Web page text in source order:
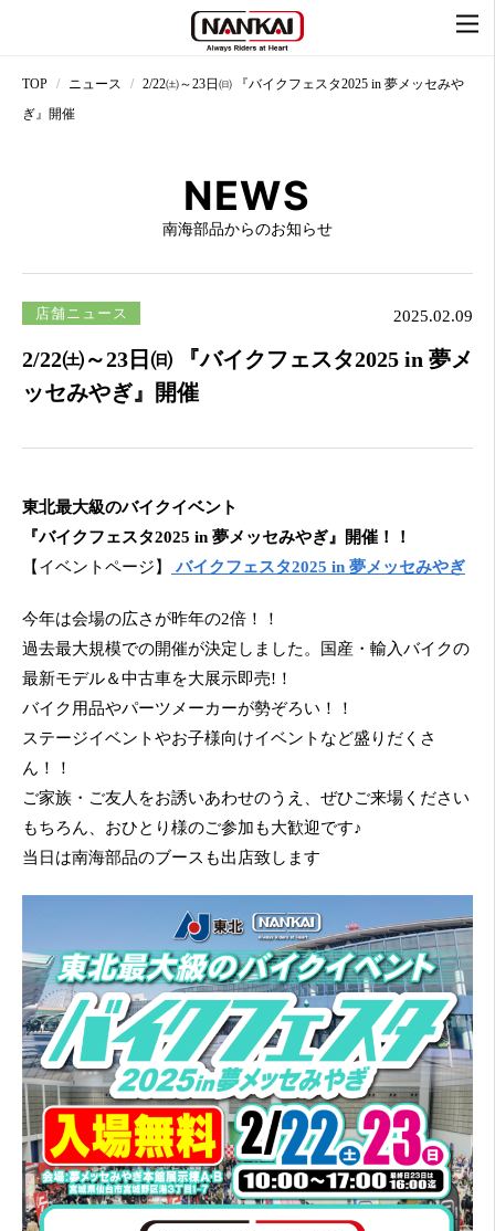
TOP ニュース
2/22㈯～23日㈰ 『バイクフェスタ2025 in 夢メッセみや
ぎ』開催
NEWS
南海部品からのお知らせ
店舗ニュース 2025.02.09
2/22㈯～23日㈰ 『バイクフェスタ2025 in 夢メ
ッセみやぎ』開催
東北最大級のバイクイベント
『バイクフェスタ2025 in 夢メッセみやぎ』開催！！
【イベントページ】
バイクフェスタ2025 in 夢メッセみやぎ
今年は会場の広さが昨年の2倍！！
過去最大規模での開催が決定しました。国産・輸入バイクの
最新モデル＆中古車を大展示即売!！
バイク用品やパーツメーカーが勢ぞろい！！
ステージイベントやお子様向けイベントなど盛りだくさ
ん！！
ご家族・ご友人をお誘いあわせのうえ、ぜひご来場ください
もちろん、おひとり様のご参加も大歓迎です♪
当日は南海部品のブースも出店致します